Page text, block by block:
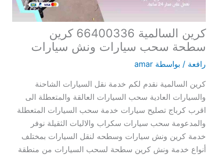
كرين السالمية 66400336 كرين
سطحة سحب سيارات ونش سيارات
رافعة / بواسطة amar
كرين السالمية نقدم لكم خدمة نقل السيارات الشاحنة
والسيارات العادية سحب السيارات العالقة والمتعطلة الى
اقرب كرباج تصليح سيارات خدمة سحب السيارات المتعطلة
والمدعومة سحب سيارات سكراب والاليات الثقيلة نوفر
خدمة كرين ونش سيارات وسطحه لنقل السيارات بمختلف
أنواع خدمة ونش كرين سطحة لسحب السيارات من منطقة